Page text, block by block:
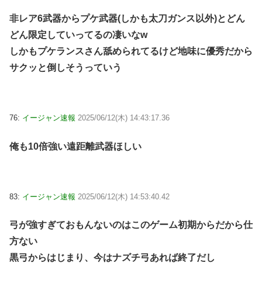
非レア6武器からプケ武器(しかも太刀ガンス以外)とどん
どん限定していってるの凄いなw
しかもプケランスさん舐められてるけど地味に優秀だから
サクッと倒しそうっていう
76: イージャン速報 2025/06/12(木) 14:43:17.36
俺も10倍強い遠距離武器ほしい
83: イージャン速報 2025/06/12(木) 14:53:40.42
弓が強すぎておもんないのはこのゲーム初期からだから仕
方ない
黒弓からはじまり、今はナズチ弓あれば終了だし